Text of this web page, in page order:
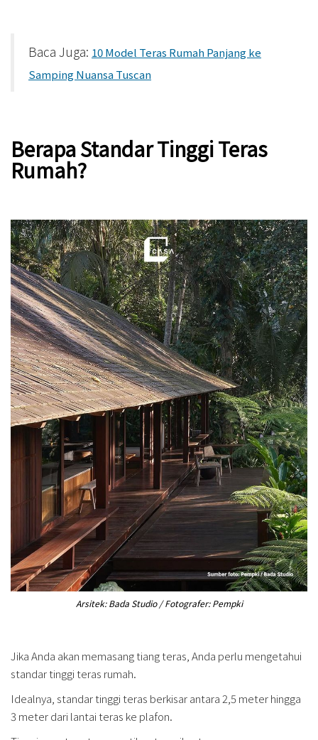
Baca Juga: 10 Model Teras Rumah Panjang ke
Samping Nuansa Tuscan
Berapa Standar Tinggi Teras
Rumah?
Arsitek: Bada Studio / Fotografer: Pempki
Jika Anda akan memasang tiang teras, Anda perlu mengetahui
standar tinggi teras rumah.
Idealnya, standar tinggi teras berkisar antara 2,5 meter hingga
3 meter dari lantai teras ke plafon.